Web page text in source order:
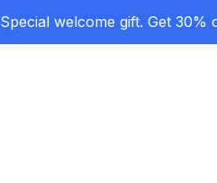
Special welcome gift. Get